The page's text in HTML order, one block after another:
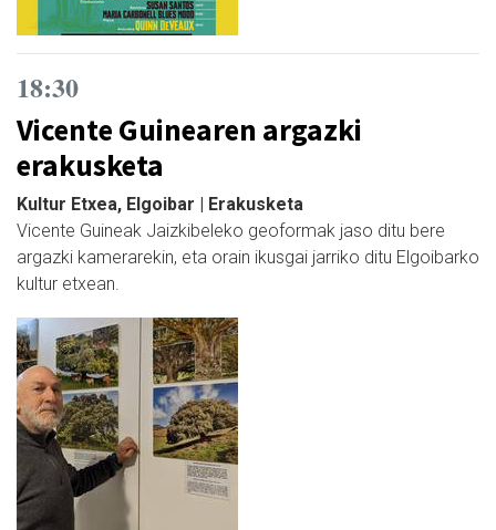
18:30
Vicente Guinearen argazki
erakusketa
Kultur Etxea, Elgoibar | Erakusketa
Vicente Guineak Jaizkibeleko geoformak jaso ditu bere
argazki kamerarekin, eta orain ikusgai jarriko ditu Elgoibarko
kultur etxean.